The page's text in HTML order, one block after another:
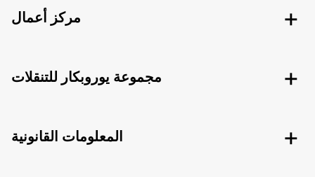
مركز أعمال
مجموعة يوروبكار للتنقلات
المعلومات القانونية